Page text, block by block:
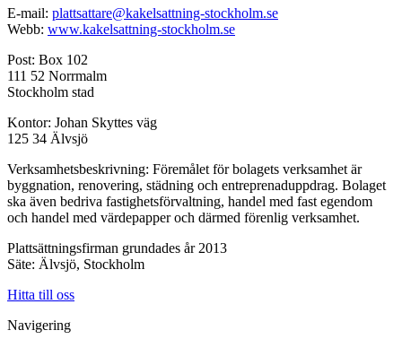
E-mail: plattsattare@kakelsattning-stockholm.se
Webb: www.kakelsattning-stockholm.se
Post: Box 102
111 52 Norrmalm
Stockholm stad
Kontor: Johan Skyttes väg
125 34 Älvsjö
Verksamhetsbeskrivning: Föremålet för bolagets verksamhet är
byggnation, renovering, städning och entreprenaduppdrag. Bolaget
ska även bedriva fastighetsförvaltning, handel med fast egendom
och handel med värdepapper och därmed förenlig verksamhet.
Plattsättningsfirman grundades år 2013
Säte: Älvsjö, Stockholm
Hitta till oss
Navigering